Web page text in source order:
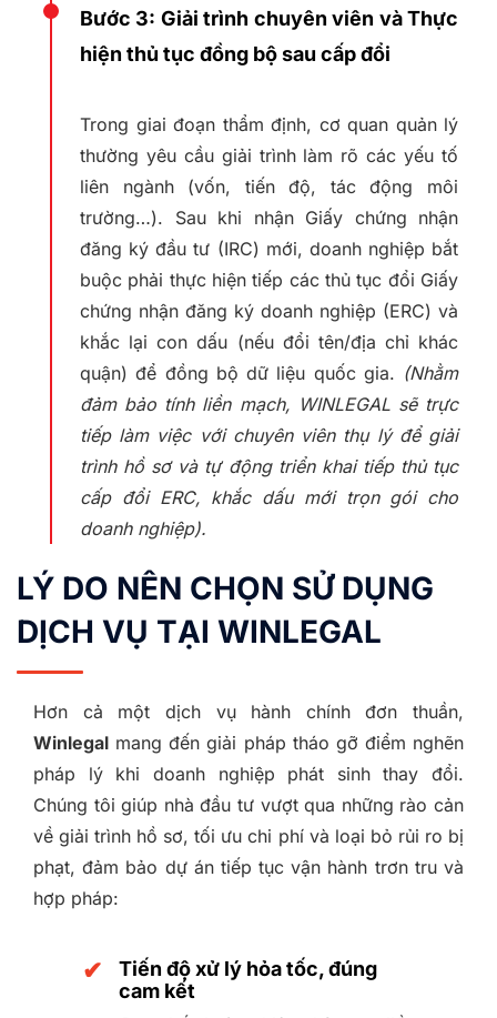
Bước 3: Giải trình chuyên viên và Thực
hiện thủ tục đồng bộ sau cấp đổi
Trong giai đoạn thẩm định, cơ quan quản lý
thường yêu cầu giải trình làm rõ các yếu tố
liên ngành (vốn, tiến độ, tác động môi
trường…). Sau khi nhận Giấy chứng nhận
đăng ký đầu tư (IRC) mới, doanh nghiệp bắt
buộc phải thực hiện tiếp các thủ tục đổi Giấy
chứng nhận đăng ký doanh nghiệp (ERC) và
khắc lại con dấu (nếu đổi tên/địa chỉ khác
quận) để đồng bộ dữ liệu quốc gia. (Nhằm
đảm bảo tính liền mạch, WINLEGAL sẽ trực
tiếp làm việc với chuyên viên thụ lý để giải
trình hồ sơ và tự động triển khai tiếp thủ tục
cấp đổi ERC, khắc dấu mới trọn gói cho
doanh nghiệp).
LÝ DO NÊN CHỌN SỬ DỤNG
DỊCH VỤ TẠI WINLEGAL
Hơn cả một dịch vụ hành chính đơn thuần,
Winlegal mang đến giải pháp tháo gỡ điểm nghẽn
pháp lý khi doanh nghiệp phát sinh thay đổi.
Chúng tôi giúp nhà đầu tư vượt qua những rào cản
về giải trình hồ sơ, tối ưu chi phí và loại bỏ rủi ro bị
phạt, đảm bảo dự án tiếp tục vận hành trơn tru và
hợp pháp:
✔
Tiến độ xử lý hỏa tốc, đúng
cam kết